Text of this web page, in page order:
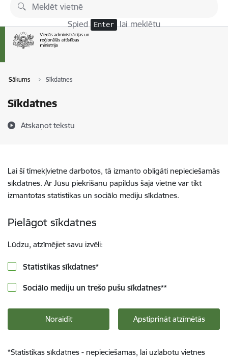
Pāriet uz lapas saturu
Spied Enter lai meklētu
Sākums Sīkdatnes
Sīkdatnes
Atskaņot tekstu
Lai šī tīmekļvietne darbotos, tā izmanto obligāti nepieciešamās
sīkdatnes. Ar Jūsu piekrišanu papildus šajā vietnē var tikt
izmantotas statistikas un sociālo mediju sīkdatnes.
Pielāgot sīkdatnes
Lūdzu, atzīmējiet savu izvēli:
Statistikas sīkdatnes*
Sociālo mediju un trešo pušu sīkdatnes**
Noraidīt Apstiprināt atzīmētās
*Statistikas sīkdatnes - nepieciešamas, lai uzlabotu vietnes